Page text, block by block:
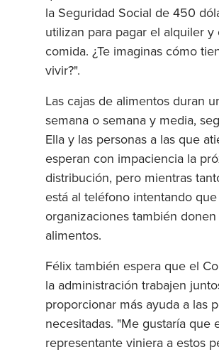
la Seguridad Social de 450
utilizan para pagar el alquiler y
comida. ¿Te imaginas cómo
vivir?".
Las cajas de alimentos duran
semana o semana y media,
Ella y las personas a las que
esperan con impaciencia la
distribución, pero mientras
está al teléfono intentando
organizaciones también donen
alimentos.
Félix también espera que el
la administración trabajen
proporcionar más ayuda a las
necesitadas. "Me gustaría que
representante viniera a estos